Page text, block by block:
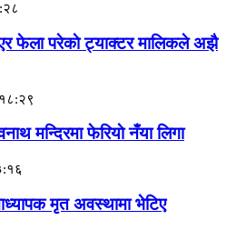
फेला परेकाे ट्याक्टर मालिकले अझै
मन्दिरमा फेरियाे नँया लिगा
मृत अवस्थामा भेटिए